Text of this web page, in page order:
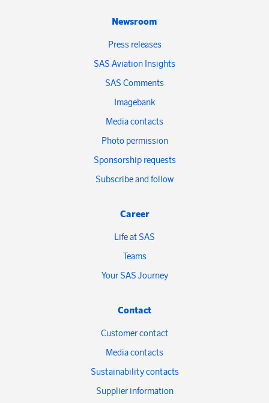
Newsroom
Press releases
SAS Aviation Insights
SAS Comments
Imagebank
Media contacts
Photo permission
Sponsorship requests
Subscribe and follow
Career
Life at SAS
Teams
Your SAS Journey
Contact
Customer contact
Media contacts
Sustainability contacts
Supplier information